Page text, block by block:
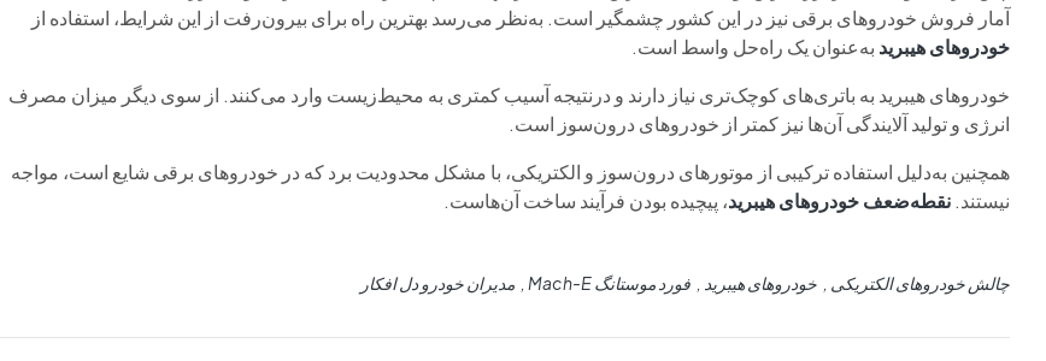
آمار فروش خودروهای برقی نیز در این کشور چشمگیر است. به‌نظر می‌رسد بهترین راه برای بیرون‌رفت از این شرایط، استفاده از
خودروهای هیبرید به‌عنوان یک راه‌حل واسط است.
خودروهای هیبرید به باتری‌های کوچک‌تری نیاز دارند و درنتیجه آسیب کمتری به محیط‌زیست وارد می‌کنند. از سوی دیگر میزان مصرف
انرژی و تولید آلایندگی آن‌ها نیز کمتر از خودروهای درون‌سوز است.
همچنین به‌دلیل استفاده ترکیبی از موتورهای درون‌سوز و الکتریکی، با مشکل محدودیت برد که در خودروهای برقی شایع است، مواجه
نیستند. نقطه‌ضعف خودروهای هیبرید، پیچیده بودن فرآیند ساخت آن‌هاست.
چالش خودروهای الکتریکی خودروهای هیبرید فورد موستانگ Mach-E مدیران خودرو دل افکار